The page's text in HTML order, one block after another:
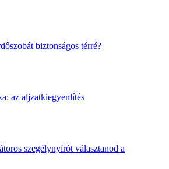
biztonságos térré?
az aljzatkiegyenlítés
szegélynyírót választanod a